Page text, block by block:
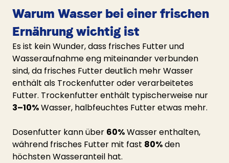
Warum Wasser bei einer frischen
Ernährung wichtig ist
Es ist kein Wunder, dass frisches Futter und
Wasseraufnahme eng miteinander verbunden
sind, da frisches Futter deutlich mehr Wasser
enthält als Trockenfutter oder verarbeitetes
Futter. Trockenfutter enthält typischerweise nur
3–10% Wasser, halbfeuchtes Futter etwas mehr.
Dosenfutter kann über 60% Wasser enthalten,
während frisches Futter mit fast 80% den
höchsten Wasseranteil hat.